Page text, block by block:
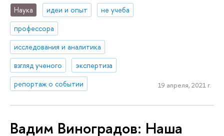
Наука идеи и опыт
не учеба
профессора
исследования и аналитика
взгляд ученого
экспертиза
репортаж о событии
19 апреля, 2021 г.
Вадим Виноградов: Наша